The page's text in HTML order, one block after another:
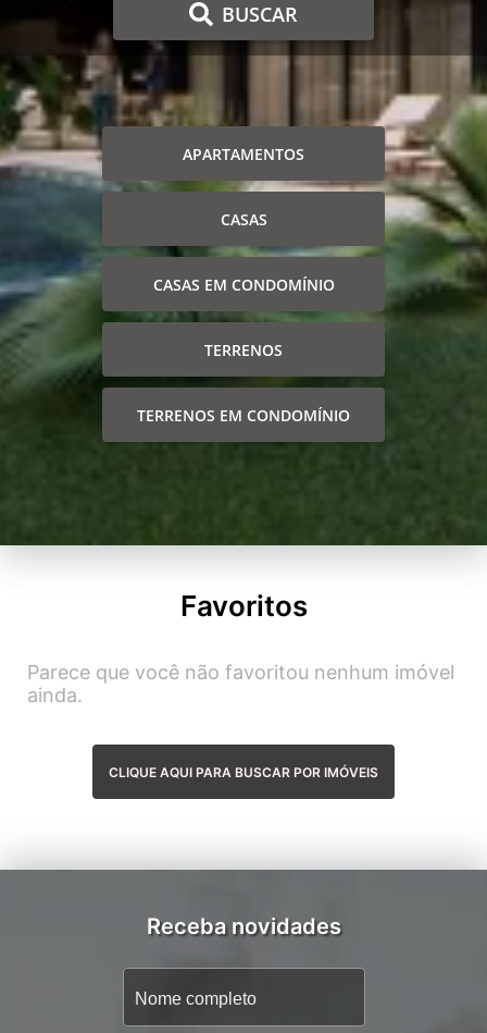
BUSCAR
APARTAMENTOS
CASAS
CASAS EM CONDOMÍNIO
TERRENOS
TERRENOS EM CONDOMÍNIO
Favoritos
Parece que você não favoritou nenhum imóvel
ainda.
CLIQUE AQUI PARA BUSCAR POR IMÓVEIS
Receba novidades